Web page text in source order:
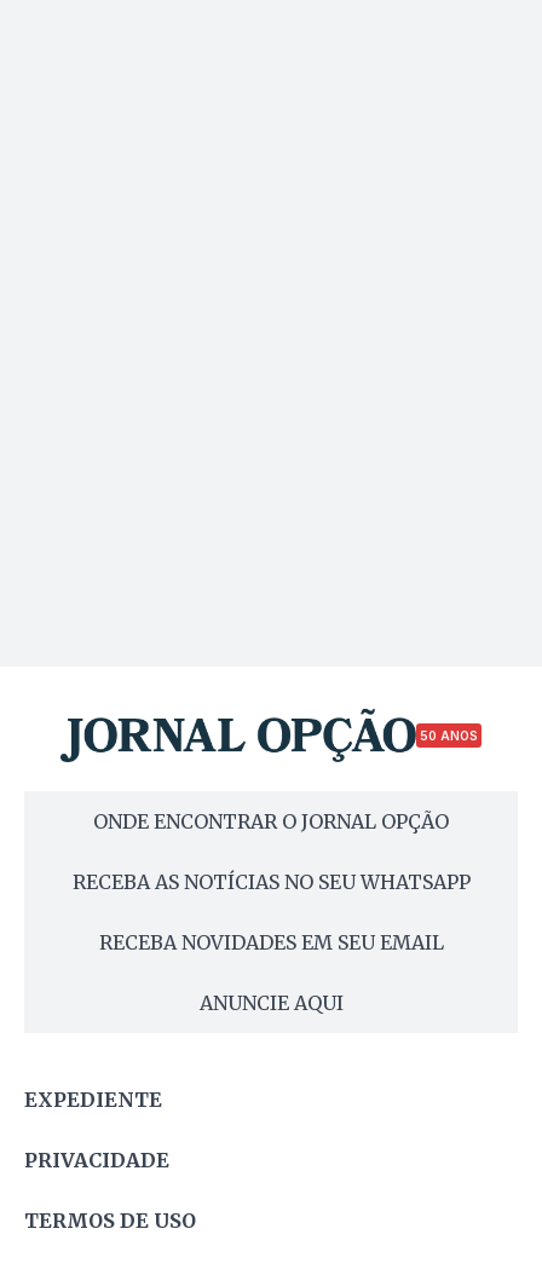
50 ANOS
ONDE ENCONTRAR O JORNAL OPÇÃO
RECEBA AS NOTÍCIAS NO SEU WHATSAPP
RECEBA NOVIDADES EM SEU EMAIL
ANUNCIE AQUI
EXPEDIENTE
PRIVACIDADE
TERMOS DE USO